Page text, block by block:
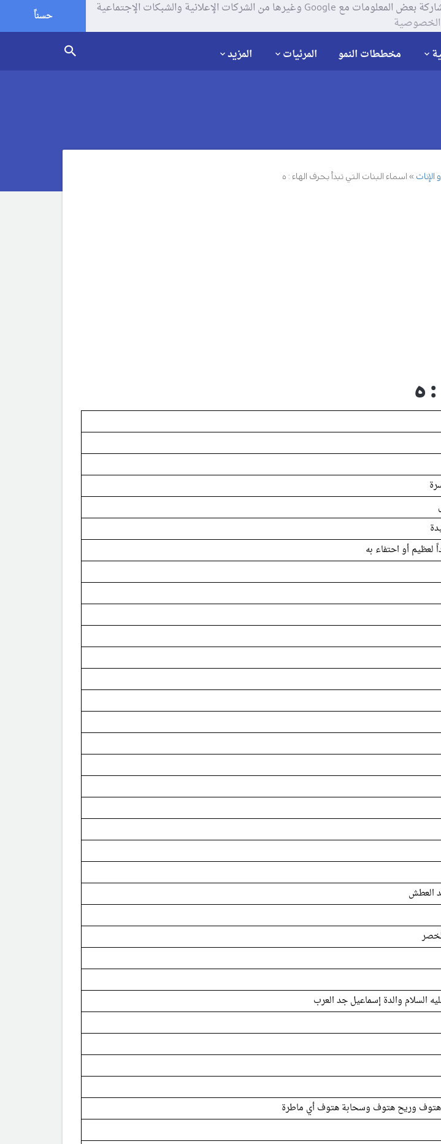
يستخدم موقعنا ملفات تعريف الإرتباط (الكوكيز) لتحليل زياراتك وإستخدامك للموقع و تتم مشاركة بعض المعلومات مع Google وغيرها من الشركات الإعلانية والشبكات الإجتماعية
حسناً
مخططات النمو المرئيات المزيد
اسماء البنات التي تبدأ بحرف الهاء : ه
: ه
لعظيم أو احتفاء به
العطش
السلام والدة إسماعيل جد العرب
هتوف وريح هتوف وسحابة هتوف أي ماطرة